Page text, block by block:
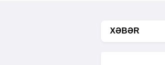
XƏBƏR